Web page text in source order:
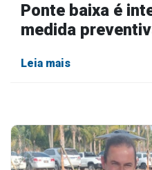
Ponte baixa é
medida
Leia mais